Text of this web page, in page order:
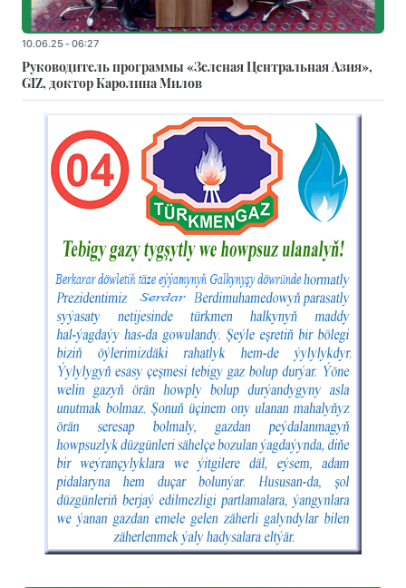
10.06.25 - 06:27
Руководитель программы «Зеленая Центральная Азия»,
GIZ, доктор Каролина Милов